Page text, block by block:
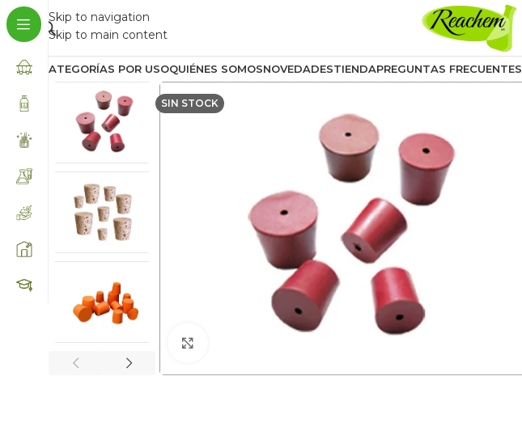
Skip to navigation
Skip to main content
CATEGORÍAS POR USOQUIÉNES SOMOSNOVEDADESTIENDAPREGUNTAS FRECUENTES
SIN STOCK